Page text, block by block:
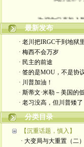
入场券上面有正
此生面对严厉又仁
轻松一点 我们一起
最新发布
· 老川把IRGC干到地狱
· 梅西不会万岁
· 民主的前途
· 签的是MOU，不是协
· 川普加油！
· 斯蒂文·米勒－美国的
· 老习没高，但川普矮了
分类目录
【沉重话题，慎入】
· 大变局与大重置（二）